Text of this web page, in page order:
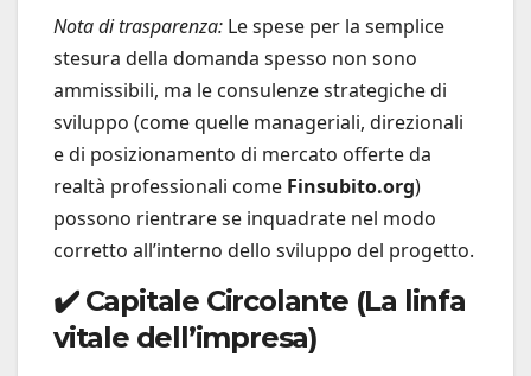
Nota di trasparenza: Le spese per la semplice
stesura della domanda spesso non sono
ammissibili, ma le consulenze strategiche di
sviluppo (come quelle manageriali, direzionali
e di posizionamento di mercato offerte da
realtà professionali come Finsubito.org)
possono rientrare se inquadrate nel modo
corretto all’interno dello sviluppo del progetto.
✔️ Capitale Circolante (La linfa
vitale dell’impresa)